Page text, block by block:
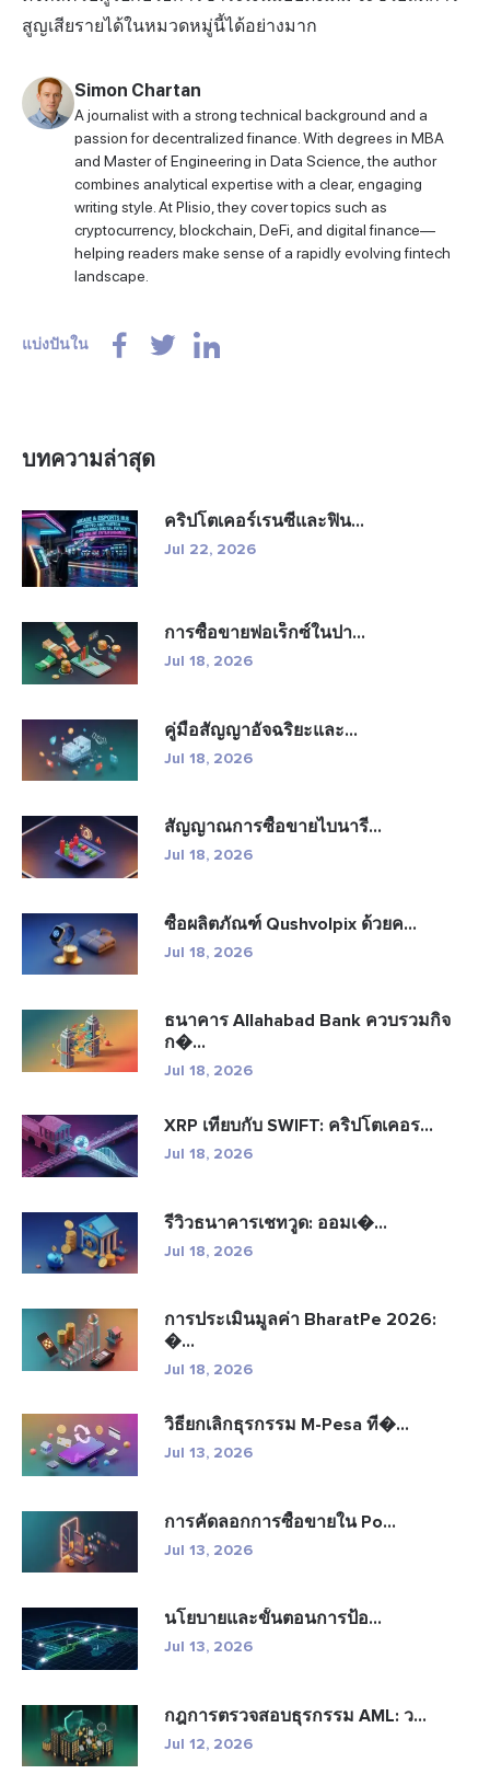
สูญเสียรายได้ในหมวดหมู่นี้ได้อย่างมาก
Simon Chartan
A journalist with a strong technical background and a
passion for decentralized finance. With degrees in MBA
and Master of Engineering in Data Science, the author
combines analytical expertise with a clear, engaging
writing style. At Plisio, they cover topics such as
cryptocurrency, blockchain, DeFi, and digital finance—
helping readers make sense of a rapidly evolving fintech
landscape.
แบ่งปันใน
บทความล่าสุด
คริปโตเคอร์เรนซีและฟิน...
Jul 22, 2026
การซื้อขายฟอเร็กซ์ในปา...
Jul 18, 2026
คู่มือสัญญาอัจฉริยะและ...
Jul 18, 2026
สัญญาณการซื้อขายไบนารี...
Jul 18, 2026
ซื้อผลิตภัณฑ์ Qushvolpix ด้วยค...
Jul 18, 2026
ธนาคาร Allahabad Bank ควบรวมกิจ
ก�...
Jul 18, 2026
XRP เทียบกับ SWIFT: คริปโตเคอร...
Jul 18, 2026
รีวิวธนาคารเชทวูด: ออมเ�...
Jul 18, 2026
การประเมินมูลค่า BharatPe 2026:
�...
Jul 18, 2026
วิธียกเลิกธุรกรรม M-Pesa ที�...
Jul 13, 2026
การคัดลอกการซื้อขายใน Po...
Jul 13, 2026
นโยบายและขั้นตอนการป้อ...
Jul 13, 2026
กฎการตรวจสอบธุรกรรม AML: ว...
Jul 12, 2026